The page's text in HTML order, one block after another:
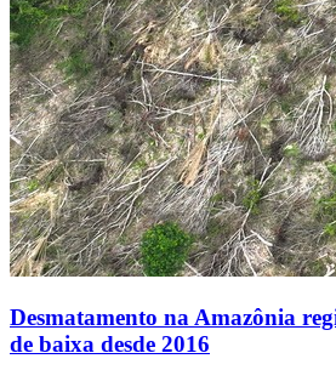
Desmatamento na Amazônia
de baixa desde 2016